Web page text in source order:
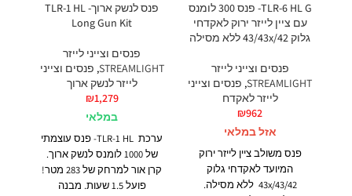
TLR-6 HL G- פנס 300 לומנס
עם ציין לייזר ירוק לאקדחי
גלוק 43/43x/42 ללא מסילה
פנסים וצייני לייזר
STREAMLIGHT
, פנסים וצייני
לייזר לאקדח
₪962
אזל במלאי
פנס משולב ציין לייזר ירוק
המיועד לאקדחי גלוק
43x/43/42 ללא מסילה.
פנס לנשק ארוך- TLR-1 HL
Long Gun Kit
פנסים וצייני לייזר
STREAMLIGHT
, פנסים וצייני
לייזר לנשק ארוך
₪1,279
במלאי
ערכת TLR-1 HL- פנס עוצמתי
של 1000 לומנס לנשק ארוך.
קרן אור למרחק של 283 מטר!
פועל 1.5 שעות. מבנה